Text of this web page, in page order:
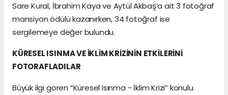
Sare Kural, İbrahim Kaya ve Aytül Akbaş’a ait 3 fotoğraf
mansiyon ödülü kazanırken, 34 fotoğraf ise
sergilemeye değer bulundu.
KÜRESEL ISINMA VE İKLİM KRİZİNİN ETKİLERİNİ
FOTORAFLADILAR
Büyük ilgi gören “Küresel Isınma - İklim Krizi” konulu